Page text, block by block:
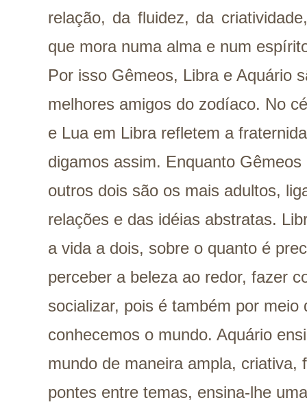
relação, da fluidez, da
que mora numa alma e num
Por isso Gêmeos, Libra e Aquário
melhores amigos do zodíaco. No
e Lua em Libra refletem a
digamos assim. Enquanto
outros dois são os mais adultos,
relações e das idéias abstratas.
a vida a dois, sobre o quanto é
perceber a beleza ao redor, fazer
socializar, pois é também por meio
conhecemos o mundo. Aquário
mundo de maneira ampla, criativa,
pontes entre temas, ensina-lhe